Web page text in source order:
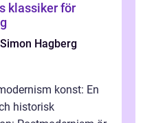
klassiker för
Simon Hagberg
konst: En
historisk